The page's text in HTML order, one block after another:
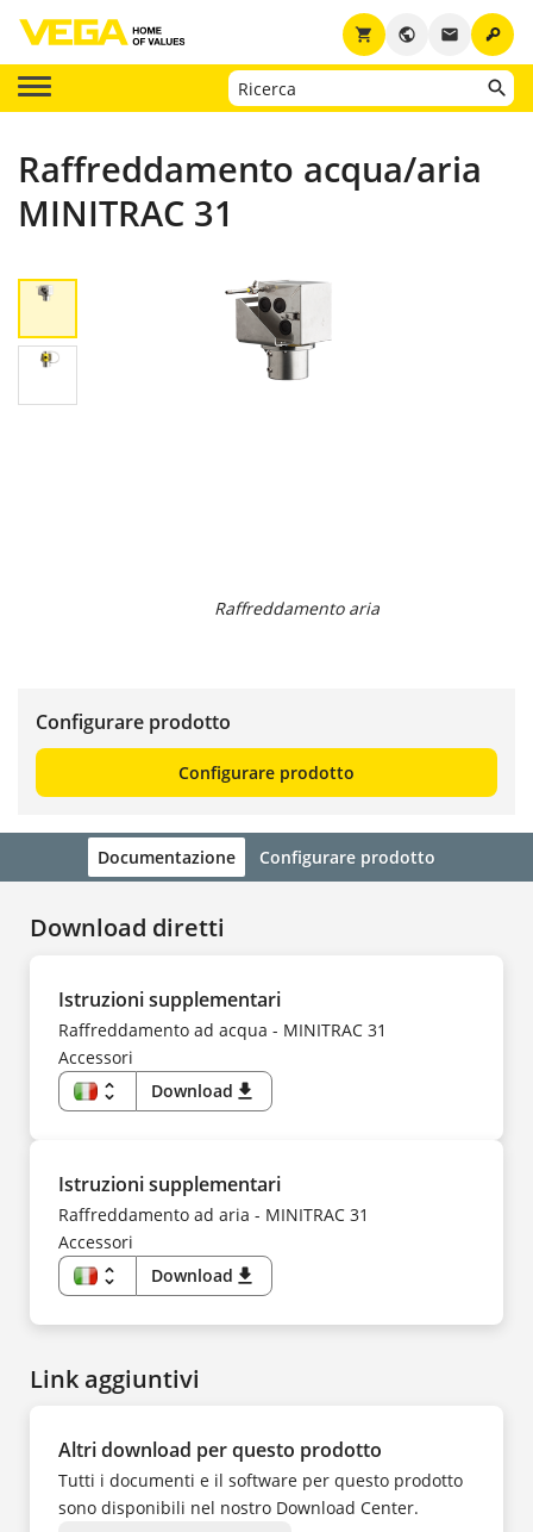
key
email
public
shopping_cart
Raffreddamento acqua/aria
MINITRAC 31
Raffreddamento aria
Configurare prodotto
Configurare prodotto
Documentazione Configurare prodotto
Download diretti
Istruzioni supplementari
Raffreddamento ad acqua - MINITRAC 31
Accessori
unfold_more
IT
FI
FR
HU
KK
KO
NL
NO
PL
PT
Download download
Istruzioni supplementari
Raffreddamento ad aria - MINITRAC 31
Accessori
unfold_more
IT
FR
HU
NL
NO
PL
PT
SV
TR
Download download
Link aggiuntivi
Altri download per questo prodotto
Tutti i documenti e il software per questo prodotto
sono disponibili nel nostro Download Center.